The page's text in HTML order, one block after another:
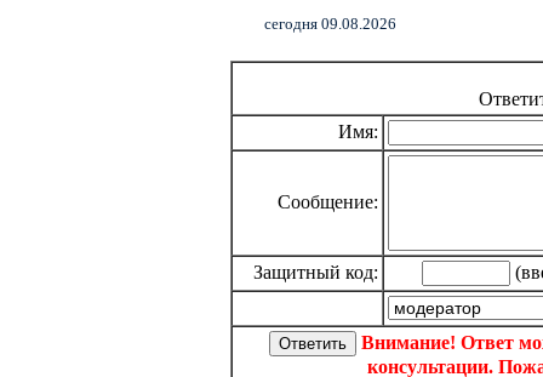
cегодня 09.08.2026
Имя:
Сообщение:
Защитный код:
Внимание! Ответ
консультации.